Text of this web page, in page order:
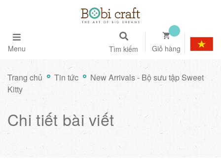
Menu Tìm kiếm Giỏ hàng
Trang chủ Tin tức
New Arrivals - Bộ sưu tập Sweet
Kitty
Chi tiết bài viết